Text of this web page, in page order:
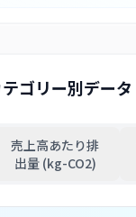
ゴリー別データ
売上高あたり排
出量 (kg-CO2)